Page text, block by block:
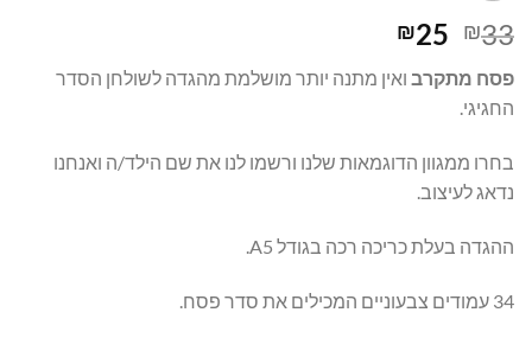
₪33
המחיר
היה:
₪25 המחיר
הוא: פסח מתקרבואין מתנה יותר מושלמת מהגדה לשולחן הסדר
החגיגי.
בחרו ממגוון הדוגמאות שלנו ורשמו לנו את שם הילד/ה ואנחנו
נדאג לעיצוב.
ההגדה בעלת כריכה רכה בגודל A5.
34 עמודים צבעוניים המכילים את סדר פסח.